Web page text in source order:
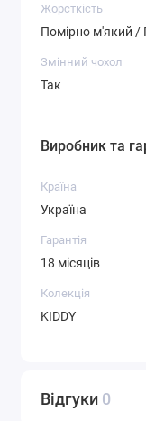
Продукція бренду
комфорт. Усі
Жорсткість
Помірно м'який /
Змінний чохол
Так
Виробник та
Країна
Україна
Гарантія
18 місяців
Колекція
KIDDY
Відгуки 0